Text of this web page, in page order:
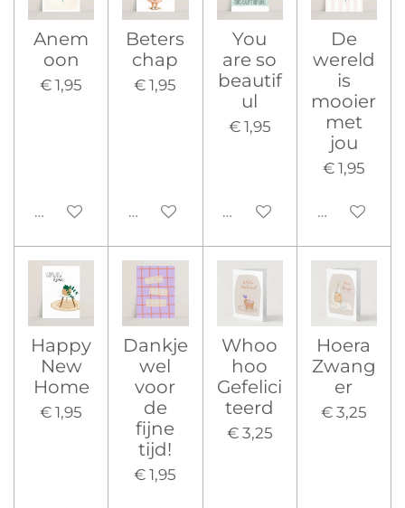
Anem
oon
€ 1,95
Uitgeschakeld
Beters
chap
€ 1,95
Uitgeschakeld
You
are so
beautif
ul
€ 1,95
Uitgeschakeld
De
wereld
is
mooier
met
jou
€ 1,95
Happy
New
Home
€ 1,95
Dankje
wel
voor
de
fijne
tijd!
€ 1,95
Whoo
hoo
Gefelici
teerd
€ 3,25
Hoera
Zwang
er
€ 3,25